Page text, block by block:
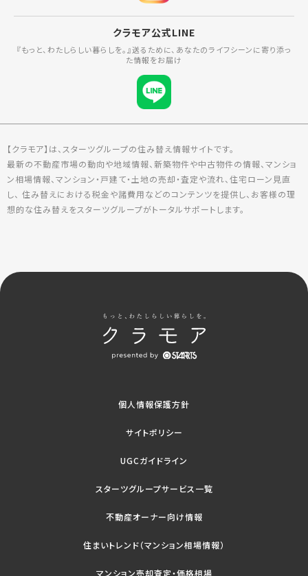
クラモア公式LINE
『もっと、わたしらしい暮らしを。』送るために、あなたのライフシーンに寄り添っ
た情報をお届け
【クラモア】は、スターツグループの住み替え情報サイトです。
最新の不動産市場の動向や地域情報、新築物件や中古物件の情報、マンショ
ン相場情報、マンション・戸建て・土地の売却・査定や流れ、住宅ローン見直
し、 住み替えにおける税金や諸費用などのコンテンツを提供し、お客様の理
想的な住み替えをスターツグループがトータルサポートします。
個人情報保護方針
サイトポリシー
UGCガイドライン
スターツグループサービス一覧
不動産オーナー向け情報
住まいトレンド（マンション相場情報）
マンション売却査定・価格相場